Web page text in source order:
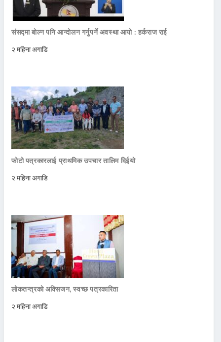
संसद्मा बोल्न पनि आन्दोलन गर्नुपर्ने अवस्था आयो : हर्कराज राई
२ महिना अगाडि
फोटो पत्रकारलाई प्राथमिक उपचार तालिम दिईयो
२ महिना अगाडि
लोकतन्त्रको अक्सिजन, स्वच्छ पत्रकारिता
२ महिना अगाडि